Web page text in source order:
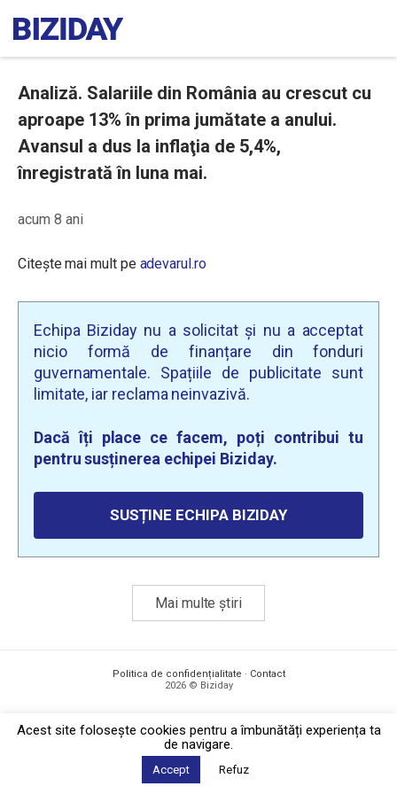
Analiză. Salariile din România au crescut cu
aproape 13% în prima jumătate a anului.
Avansul a dus la inflaţia de 5,4%,
înregistrată în luna mai.
acum 8 ani
Citește mai mult pe adevarul.ro
Echipa Biziday nu a solicitat și nu a acceptat
nicio formă de finanțare din fonduri
guvernamentale. Spațiile de publicitate sunt
limitate, iar reclama neinvazivă.
Dacă îți place ce facem, poți contribui tu
pentru susținerea echipei Biziday.
SUSȚINE ECHIPA BIZIDAY
Mai multe știri
Politica de confidențialitate · Contact
2026 © Biziday
Acest site foloseşte cookies pentru a îmbunătăți experiența ta
de navigare.
Accept Refuz